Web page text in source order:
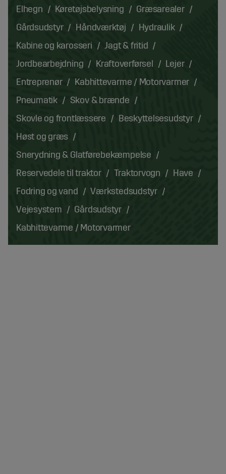
Elhegn
Køretøjsbelysning
Græsarealer
Gårdsudstyr
Håndværktøj
Hydraulik
Kabine og karosseri
Jagt & fritid
Jordbearbejdning
Kraftoverførsel
Lejer
Entreprenør
Kabhittevarme / Motorvarmer
Pneumatik
Skov & brænde
Skovle og frontlæssere
Beskyttelsesudstyr
Høst og græs
Snerydning & Glatførebekæmpelse
Reservedele til traktor
Traktorvogn
Have
Fodring og vand
Værkstedsudstyr
Vejesystem
Gårdsudstyr
Kabhittevarme / Motorvarmer